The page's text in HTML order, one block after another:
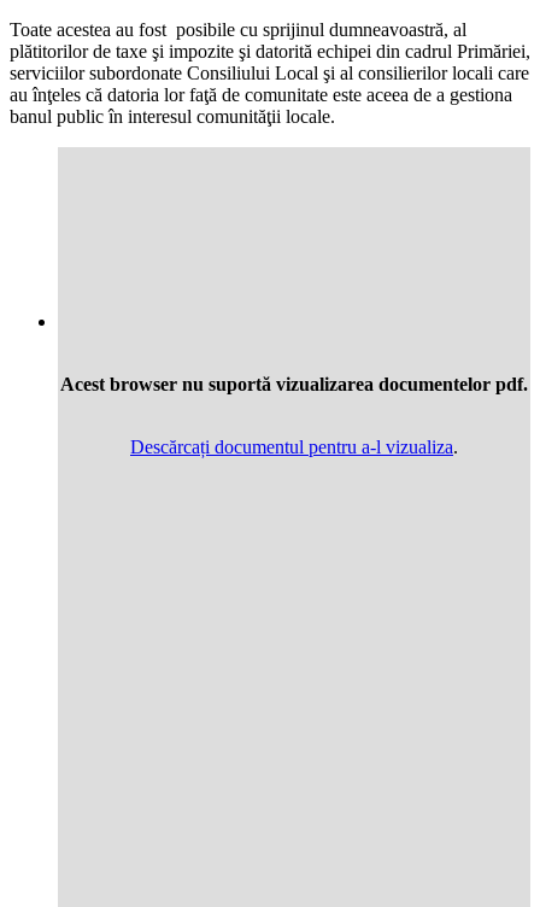
Toate acestea au fost posibile cu sprijinul dumneavoastră, al
plătitorilor de taxe şi impozite şi datorită echipei din cadrul Primăriei,
serviciilor subordonate Consiliului Local şi al consilierilor locali care
au înţeles că datoria lor faţă de comunitate este aceea de a gestiona
banul public în interesul comunităţii locale.
Acest browser nu suportă vizualizarea documentelor pdf.
Descărcați documentul pentru a-l vizualiza.